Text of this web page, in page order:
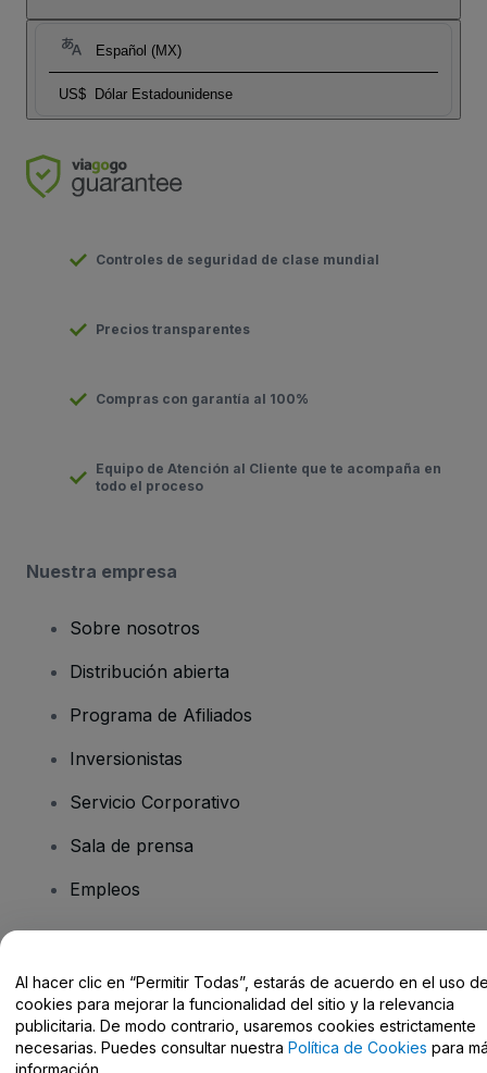
Español (MX)
US$ Dólar Estadounidense
Controles de seguridad de clase mundial
Precios transparentes
Compras con garantía al 100%
Equipo de Atención al Cliente que te acompaña en
todo el proceso
Nuestra empresa
Sobre nosotros
Distribución abierta
Programa de Afiliados
Inversionistas
Servicio Corporativo
Sala de prensa
Empleos
Centro de Ayuda / Contacto
Al hacer clic en “Permitir Todas”, estarás de acuerdo en el uso
cookies para mejorar la funcionalidad del sitio y la relevancia
publicitaria. De modo contrario, usaremos cookies estrictamente
necesarias. Puedes consultar nuestra Política de Cookies para
información.